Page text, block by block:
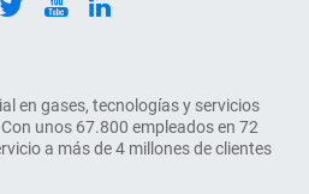
en gases, tecnologías y servicios
unos 67.800 empleados en 72
a más de 4 millones de clientes